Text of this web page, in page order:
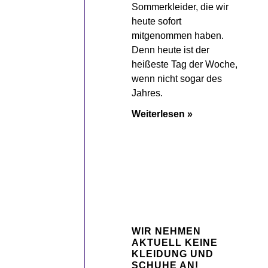
Sommerkleider, die wir
heute sofort
mitgenommen haben.
Denn heute ist der
heißeste Tag der Woche,
wenn nicht sogar des
Jahres.
Weiterlesen »
WIR NEHMEN
AKTUELL KEINE
KLEIDUNG UND
SCHUHE AN!